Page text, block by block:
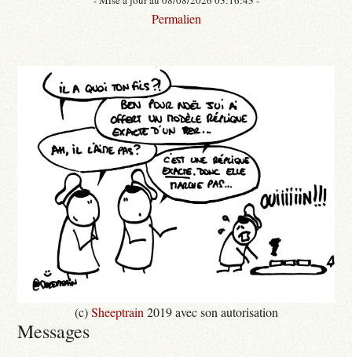
Permalien
(c)Sheeptrain 2019 avec son autorisation
Messages